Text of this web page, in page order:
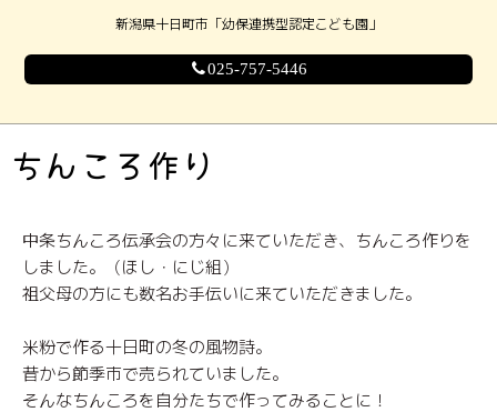
新潟県十日町市「幼保連携型認定こども園」
025-757-5446
ちんころ作り
中条ちんころ伝承会の方々に来ていただき、ちんころ作りを
しました。（ほし・にじ組）
祖父母の方にも数名お手伝いに来ていただきました。
米粉で作る十日町の冬の風物詩。
昔から節季市で売られていました。
そんなちんころを自分たちで作ってみることに！